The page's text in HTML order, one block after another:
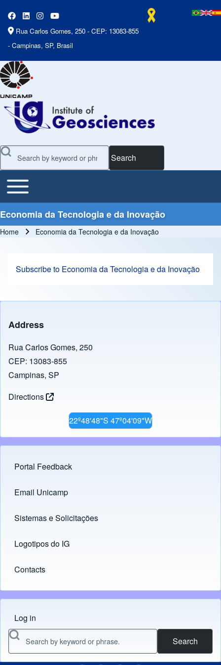
Rua Carlos Gomes, 250 - CEP: 13083-855
- Campinas, SP, Brasil
Search
Main Menu
Toggle main menu
Economia da Tecnologia e da Inovação
Home Economia da Tecnologia e da Inovação
Subscribe to Economia da Tecnologia e da Inovação
Address
Rua Carlos Gomes, 250
CEP: 13083-855
Campinas, SP
Directions
22º48'48"S 47º04'09"W
Footer menu
Portal Feedback
Links
Email Unicamp
(opens in new tab)
Sistemas e Solicitações
(opens in new tab)
Logotipos do IG
(opens in new tab)
Contacts
Menu do usuário
Log in
Search